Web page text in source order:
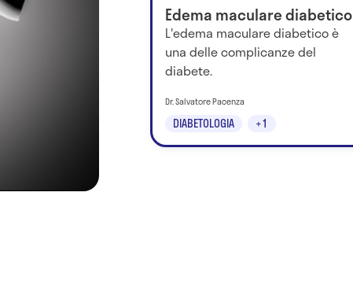
Edema maculare diabetico
L'edema maculare diabetico è
una delle complicanze del
diabete.
DIABETOLOGIA +1
Dr. Salvatore Pacenza